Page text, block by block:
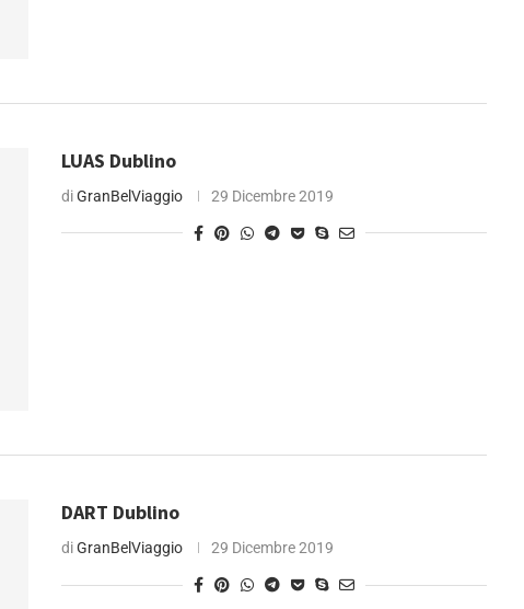
LUAS Dublino
diGranBelViaggio 29 Dicembre 2019
DART Dublino
diGranBelViaggio 29 Dicembre 2019